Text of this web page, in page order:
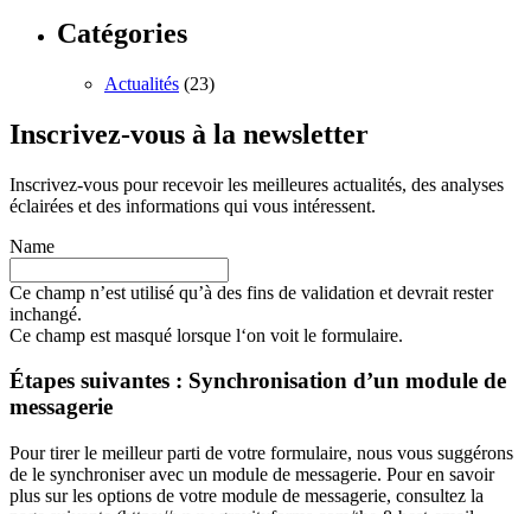
Catégories
Actualités (23)
Inscrivez-vous à la newsletter
Inscrivez-vous pour recevoir les meilleures actualités, des analyses
éclairées et des informations qui vous intéressent.
Name
Ce champ n’est utilisé qu’à des fins de validation et devrait rester
inchangé.
Ce champ est masqué lorsque l‘on voit le formulaire.
Étapes suivantes : Synchronisation d’un module de
messagerie
Pour tirer le meilleur parti de votre formulaire, nous vous suggérons
de le synchroniser avec un module de messagerie. Pour en savoir
plus sur les options de votre module de messagerie, consultez la